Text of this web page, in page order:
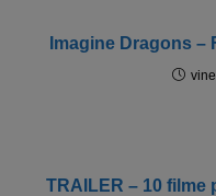
Imagine Dragons –
TRAILER – 10 filme